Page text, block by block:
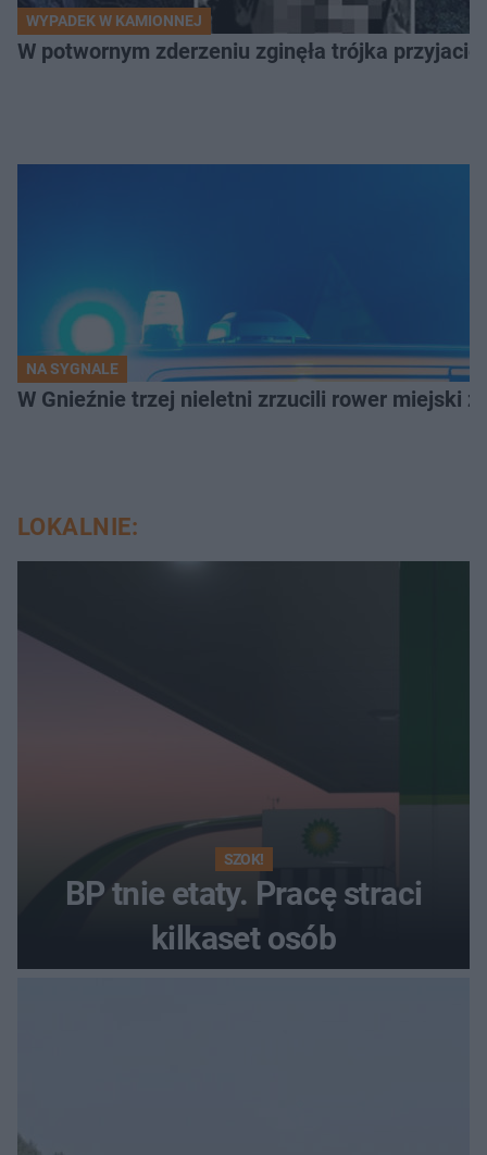
WYPADEK W KAMIONNEJ
W potwornym zderzeniu zginęła trójka
NA SYGNALE
W Gnieźnie trzej nieletni zrzucili rower miejski
LOKALNIE:
SZOK!
BP tnie etaty. Pracę straci
kilkaset osób